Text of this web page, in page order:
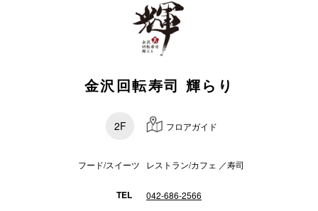
金沢回転寿司 輝らり
2F フロアガイド
フード/スイーツ レストラン/カフェ ／寿司
TEL 042-686-2566